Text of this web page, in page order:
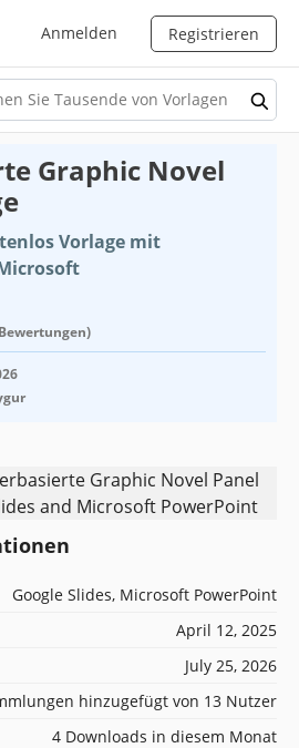
Anmelden Registrieren
Graphic Novel
Vorlage mit
Google Slides, Microsoft PowerPoint
April 12, 2025
July 25, 2026
hinzugefügt von 13 Nutzer
4 Downloads in diesem Monat